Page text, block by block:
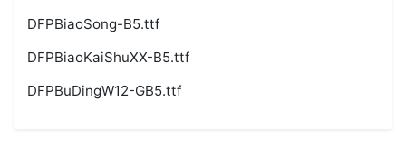
DFPBiaoSong-B5.ttf
DFPBiaoKaiShuXX-B5.ttf
DFPBuDingW12-GB5.ttf